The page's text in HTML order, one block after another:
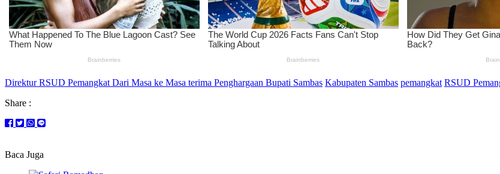
Direktur RSUD Pemangkat Dari Masa ke Masa terima Penghargaan Bupati Sambas Kabupaten Sambas pemangkat RSUD
Share :
Baca Juga